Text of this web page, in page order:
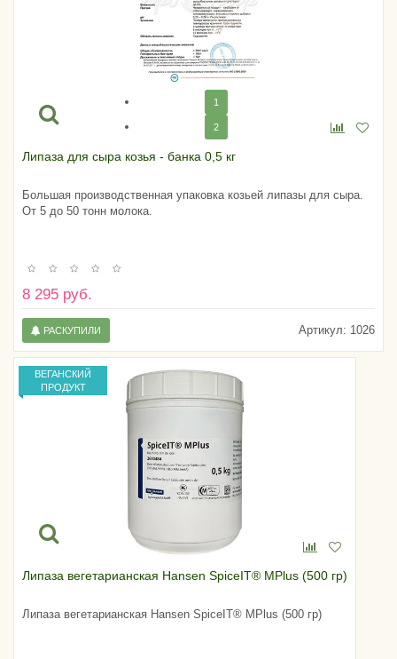
1
2
Липаза для сыра козья - банка 0,5 кг
Большая производственная упаковка козьей липазы для сыра.
От 5 до 50 тонн молока.
8 295 руб.
Артикул: 1026
РАСКУПИЛИ
ВЕГАНСКИЙ
ПРОДУКТ
Липаза вегетарианская Hansen SpiceIT® MPlus (500 гр)
Липаза вегетарианская Hansen SpiceIT® MPlus (500 гр)